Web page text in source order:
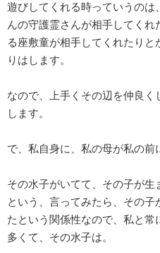
遊びしてくれる時っていうのは
んの守護霊さんが相手してく
る座敷童が相手してくれたり
りはします。
なので、上手くその辺を仲良
します。
で、私自身に、私の母が私の前
その水子がいてて、その子が
という、言ってみたら、その
たという関係性なので、私と常
多くて、その水子は。